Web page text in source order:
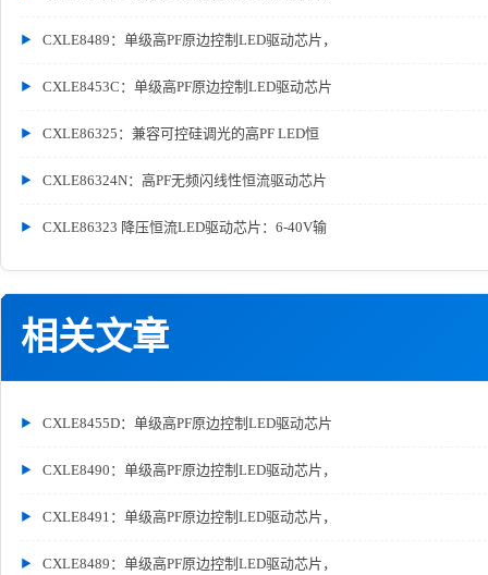
CXLE8489：单级高PF原边控制LED驱动芯片，
CXLE8453C：单级高PF原边控制LED驱动芯片
CXLE86325：兼容可控硅调光的高PF LED恒
CXLE86324N：高PF无频闪线性恒流驱动芯片
CXLE86323 降压恒流LED驱动芯片：6-40V输
相关文章
CXLE8455D：单级高PF原边控制LED驱动芯片
CXLE8490：单级高PF原边控制LED驱动芯片，
CXLE8491：单级高PF原边控制LED驱动芯片，
CXLE8489：单级高PF原边控制LED驱动芯片，